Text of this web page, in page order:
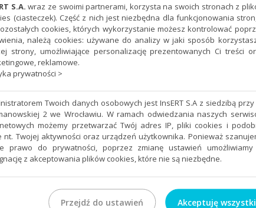
S.A. wraz ze swoimi partnerami, korzysta na swoich stronach z
(ciasteczek). Część z nich jest niezbędna dla funkcjonowania
cookies, których wykorzystanie możesz kontrolować
należą cookies: używane do analizy w jaki sposób
strony, umożliwiające personalizację prezentowanych Ci treści
reklamowe.
prywatności >
Twoich danych osobowych jest InsERT S.A z siedzibą przy
2 we Wrocławiu. W ramach odwiedzania naszych
możemy przetwarzać Twój adres IP, pliki cookies i
nt. Twojej aktywności oraz urządzeń użytkownika. Ponieważ
prawo do prywatności, poprzez zmianę ustawień umożliwiamy
z akceptowania plików cookies, które nie są niezbędne.
Przejdź do ustawień Akceptuję